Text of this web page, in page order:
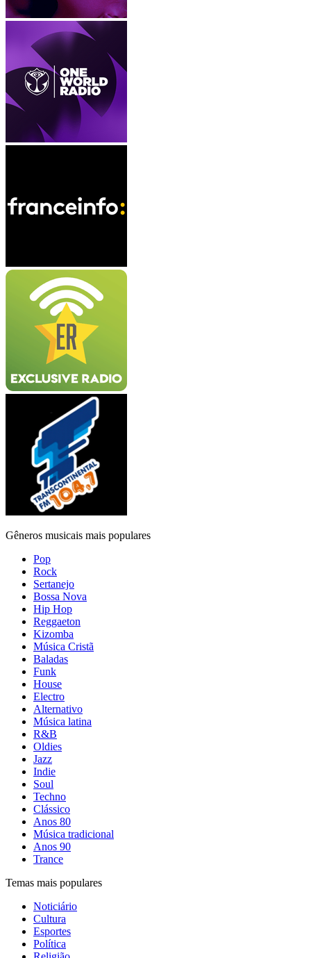
Gêneros musicais mais populares
Pop
Rock
Sertanejo
Bossa Nova
Hip Hop
Reggaeton
Kizomba
Música Cristã
Baladas
Funk
House
Electro
Alternativo
Música latina
R&B
Oldies
Jazz
Indie
Soul
Techno
Clássico
Anos 80
Música tradicional
Anos 90
Trance
Temas mais populares
Noticiário
Cultura
Esportes
Política